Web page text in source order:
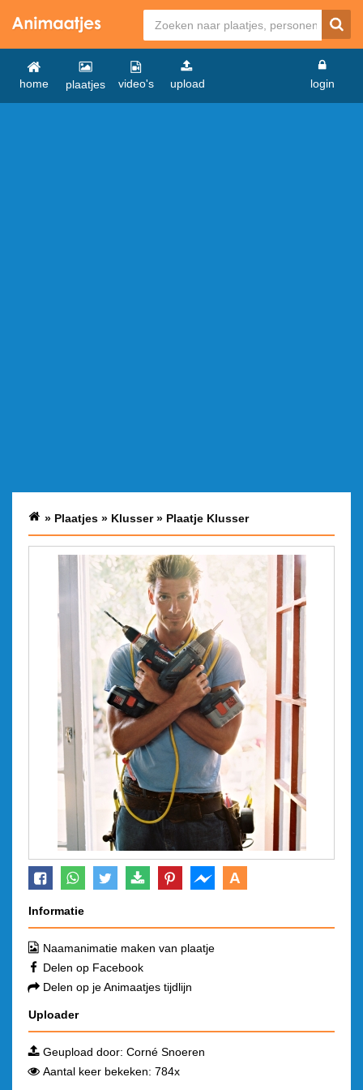
home plaatjes video's upload login
» Plaatjes » Klusser» Plaatje Klusser
A
Informatie
Naamanimatie maken van plaatje
Delen op Facebook
Delen op je Animaatjes tijdlijn
Uploader
Geupload door: Corné Snoeren
Aantal keer bekeken: 784x